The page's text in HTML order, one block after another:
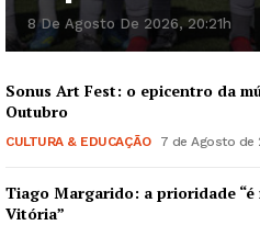
8 De Agosto De 2026, 20:21h
Sonus Art Fest: o epicentro da
Outubro
CULTURA & EDUCAÇÃO 7 de Agosto de
Tiago Margarido: a prioridade
Vitória”